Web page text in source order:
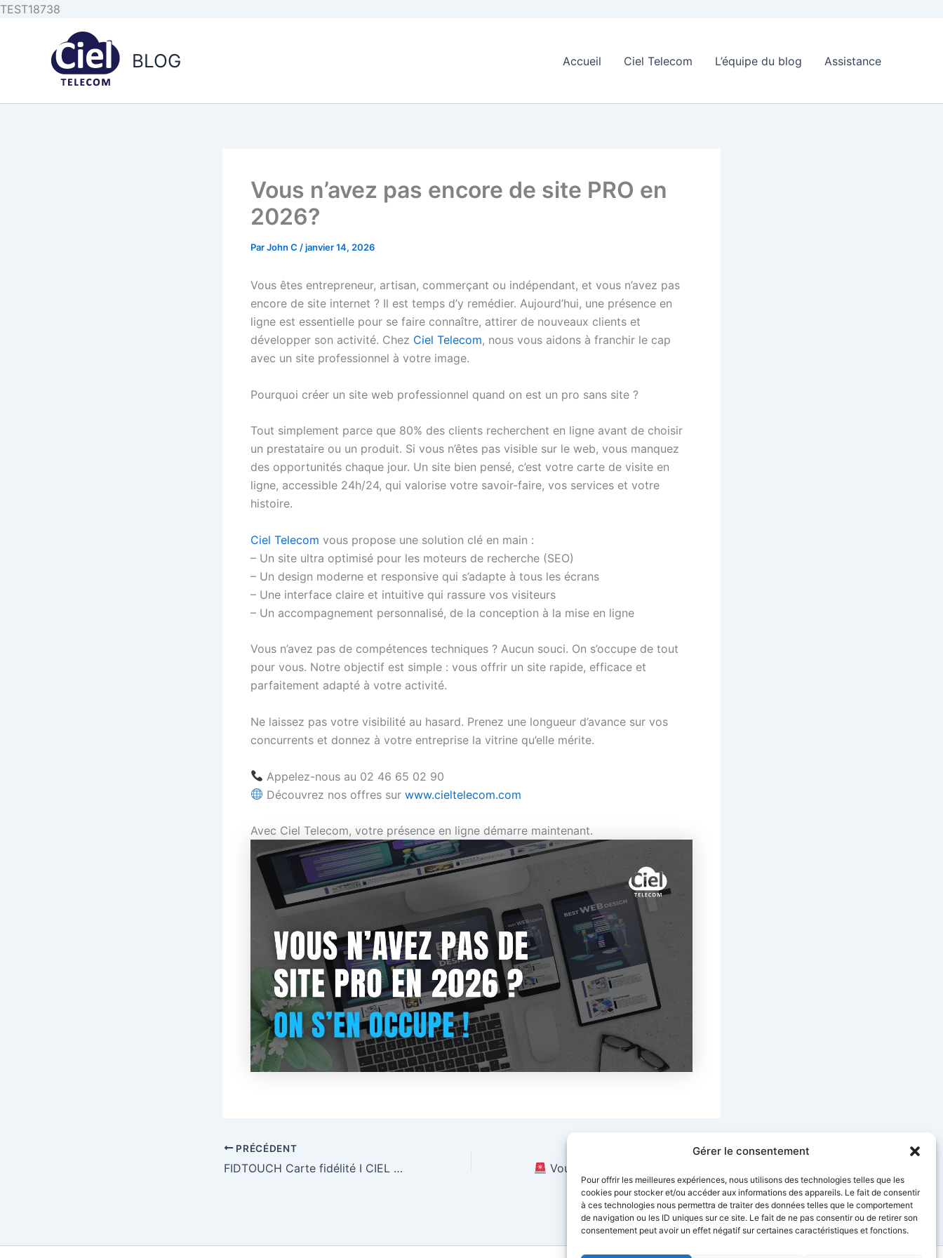
Gérer le consentement
Pour offrir les meilleures expériences, nous utilisons des technologies telles que les
cookies pour stocker et/ou accéder aux informations des appareils. Le fait de consentir
à ces technologies nous permettra de traiter des données telles que le comportement
de navigation ou les ID uniques sur ce site. Le fait de ne pas consentir ou de retirer son
consentement peut avoir un effet négatif sur certaines caractéristiques et fonctions.
TEST18738
contenu
Aller
BLOG Accueil Ciel Telecom L’équipe du blog Assistance
Vous n’avez pas encore de site PRO en
2026?
ParJohn C /janvier 14, 2026
Vous êtes entrepreneur, artisan, commerçant ou indépendant, et vous n’avez pas
encore de site internet ? Il est temps d’y remédier. Aujourd’hui, une présence en
ligne est essentielle pour se faire connaître, attirer de nouveaux clients et
développer son activité. Chez Ciel Telecom, nous vous aidons à franchir le cap
avec un site professionnel à votre image.
Pourquoi créer un site web professionnel quand on est un pro sans site ?
Tout simplement parce que 80% des clients recherchent en ligne avant de choisir
un prestataire ou un produit. Si vous n’êtes pas visible sur le web, vous manquez
des opportunités chaque jour. Un site bien pensé, c’est votre carte de visite en
ligne, accessible 24h/24, qui valorise votre savoir-faire, vos services et votre
histoire.
Ciel Telecom vous propose une solution clé en main :
– Un site ultra optimisé pour les moteurs de recherche (SEO)
– Un design moderne et responsive qui s’adapte à tous les écrans
– Une interface claire et intuitive qui rassure vos visiteurs
– Un accompagnement personnalisé, de la conception à la mise en ligne
Vous n’avez pas de compétences techniques ? Aucun souci. On s’occupe de tout
pour vous. Notre objectif est simple : vous offrir un site rapide, efficace et
parfaitement adapté à votre activité.
Ne laissez pas votre visibilité au hasard. Prenez une longueur d’avance sur vos
concurrents et donnez à votre entreprise la vitrine qu’elle mérite.
Appelez-nous au 02 46 65 02 90
Découvrez nos offres sur www.cieltelecom.com
Avec Ciel Telecom, votre présence en ligne démarre maintenant.
PRÉCÉDENT
FIDTOUCH Carte fidélité I CIEL TELECOM
SUIVANT
Vous allez perdre votre numéro fixe ? CIEL TELECOM à la solution pour vous